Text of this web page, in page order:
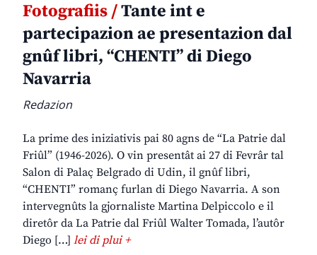
Fotografiis /Tante int e
partecipazion ae presentazion dal
gnûf libri, “CHENTI” di Diego
Navarria
Redazion
La prime des iniziativis pai 80 agns de “La Patrie dal
Friûl” (1946-2026). O vin presentât ai 27 di Fevrâr tal
Salon di Palaç Belgrado di Udin, il gnûf libri,
“CHENTI” romanç furlan di Diego Navarria. A son
intervegnûts la gjornaliste Martina Delpiccolo e il
diretôr da La Patrie dal Friûl Walter Tomada, l’autôr
Diego […] lei di plui +